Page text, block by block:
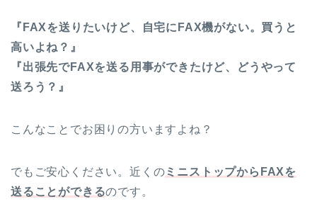
『FAXを送りたいけど、自宅にFAX機がない。買うと
高いよね？』
『出張先でFAXを送る用事ができたけど、どうやって
送ろう？』
こんなことでお困りの方いますよね？
でもご安心ください。近くのミニストップからFAXを
送ることができるのです。